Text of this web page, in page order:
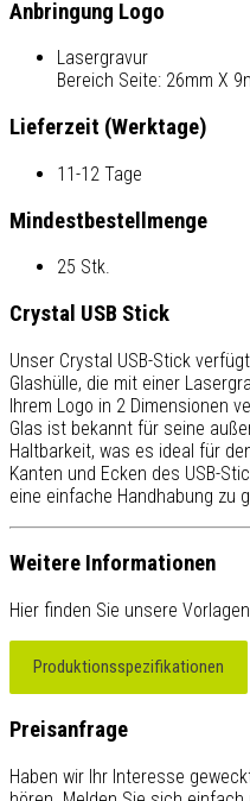
Anbringung Logo
Lasergravur
Bereich Seite: 26mm X
Lieferzeit (Werktage)
11-12 Tage
Mindestbestellmenge
25 Stk.
Crystal USB Stick
Unser Crystal USB-Stick
Glashülle, die mit einer
Ihrem Logo in 2 Dimensionen
Glas ist bekannt für seine
Haltbarkeit, was es ideal für
Kanten und Ecken des USB-
eine einfache Handhabung zu
Weitere Informationen
Hier finden Sie unsere
Produktionsspezifikationen
Preisanfrage
Haben wir Ihr Interesse